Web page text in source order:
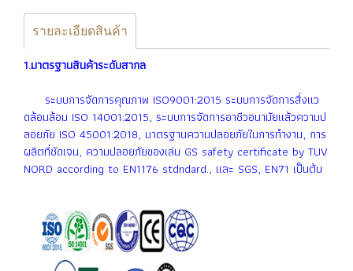
รายละเอียดสินค้า
1.มาตรฐานสินค้าระดับสากล
ระบบการจัดการคุณภาพ ISO9001:2015 ระบบการจัดการสื่งเเว
ดล้อมล้อม ISO 14001:2015, ระบบการจัดการอาชีวอนามัยเเล้วความป
ลอยภัย ISO 45001:2018, มาตรฐานความปลอยภัยในการทำงาน, การ
ผลิตที่ชัดเจน, ความปลอยภัยของเล่น GS safety certificate by TUV
NORD according to EN1176 stdndard., เเละ SGS, EN71 เป็นต้น